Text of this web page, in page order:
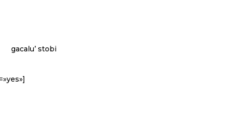
gacalu’ stobi